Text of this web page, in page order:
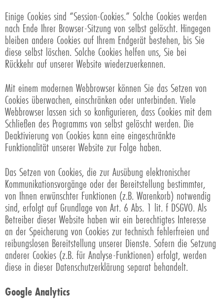
Einige Cookies sind “Session-Cookies.” Solche Cookies werden
nach Ende Ihrer Browser-Sitzung von selbst gelöscht. Hingegen
bleiben andere Cookies auf Ihrem Endgerät bestehen, bis Sie
diese selbst löschen. Solche Cookies helfen uns, Sie bei
Rückkehr auf unserer Website wiederzuerkennen.
Mit einem modernen Webbrowser können Sie das Setzen von
Cookies überwachen, einschränken oder unterbinden. Viele
Webbrowser lassen sich so konfigurieren, dass Cookies mit dem
Schließen des Programms von selbst gelöscht werden. Die
Deaktivierung von Cookies kann eine eingeschränkte
Funktionalität unserer Website zur Folge haben.
Das Setzen von Cookies, die zur Ausübung elektronischer
Kommunikationsvorgänge oder der Bereitstellung bestimmter,
von Ihnen erwünschter Funktionen (z.B. Warenkorb) notwendig
sind, erfolgt auf Grundlage von Art. 6 Abs. 1 lit. f DSGVO. Als
Betreiber dieser Website haben wir ein berechtigtes Interesse
an der Speicherung von Cookies zur technisch fehlerfreien und
reibungslosen Bereitstellung unserer Dienste. Sofern die Setzung
anderer Cookies (z.B. für Analyse-Funktionen) erfolgt, werden
diese in dieser Datenschutzerklärung separat behandelt.
Google Analytics